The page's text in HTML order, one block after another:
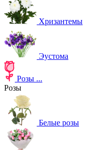
Хризантемы
Эустома
Розы ...
Розы
Белые розы